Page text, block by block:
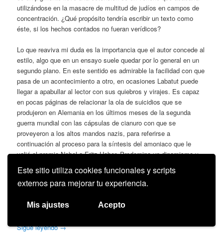
Este sitio utiliza cookies funcionales y scripts
externos para mejorar tu experiencia.
Mis ajustes Acepto
utilizándose en la masacre de multitud de judíos en campos de
concentración. ¿Qué propósito tendría escribir un texto como
éste, si los hechos contados no fueran verídicos?
Lo que reaviva mi duda es la importancia que el autor concede al
estilo, algo que en un ensayo suele quedar por lo general en un
segundo plano. En este sentido es admirable la facilidad con que
pasa de un acontecimiento a otro, en ocasiones Labatut puede
llegar a apabullar al lector con sus quiebros y virajes. Es capaz
en pocas páginas de relacionar la ola de suicidios que se
produjeron en Alemania en los últimos meses de la segunda
guerra mundial con las cápsulas de cianuro con que se
proveyeron a los altos mandos nazis, para referirse a
continuación al proceso para la síntesis del amoniaco que le
valió el premio Nobel a Fritz Haber. Predomina un dinamismo y
un verdadero placer. Sería injusto en cualquier caso decir que es
el primero en emplear técnicas propias de la narrativa en un
todos sea Oliver Sacks.
Sigue leyendo→